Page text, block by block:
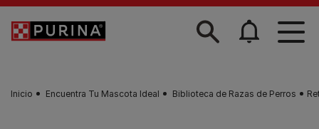
Skip to main content
Inicio Encuentra Tu Mascota Ideal Biblioteca de Razas de Perros